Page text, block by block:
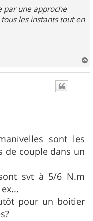
par une approche
les instants tout en
a
sont les
de couple dans un
svt à 5/6 N.m
pour un boitier